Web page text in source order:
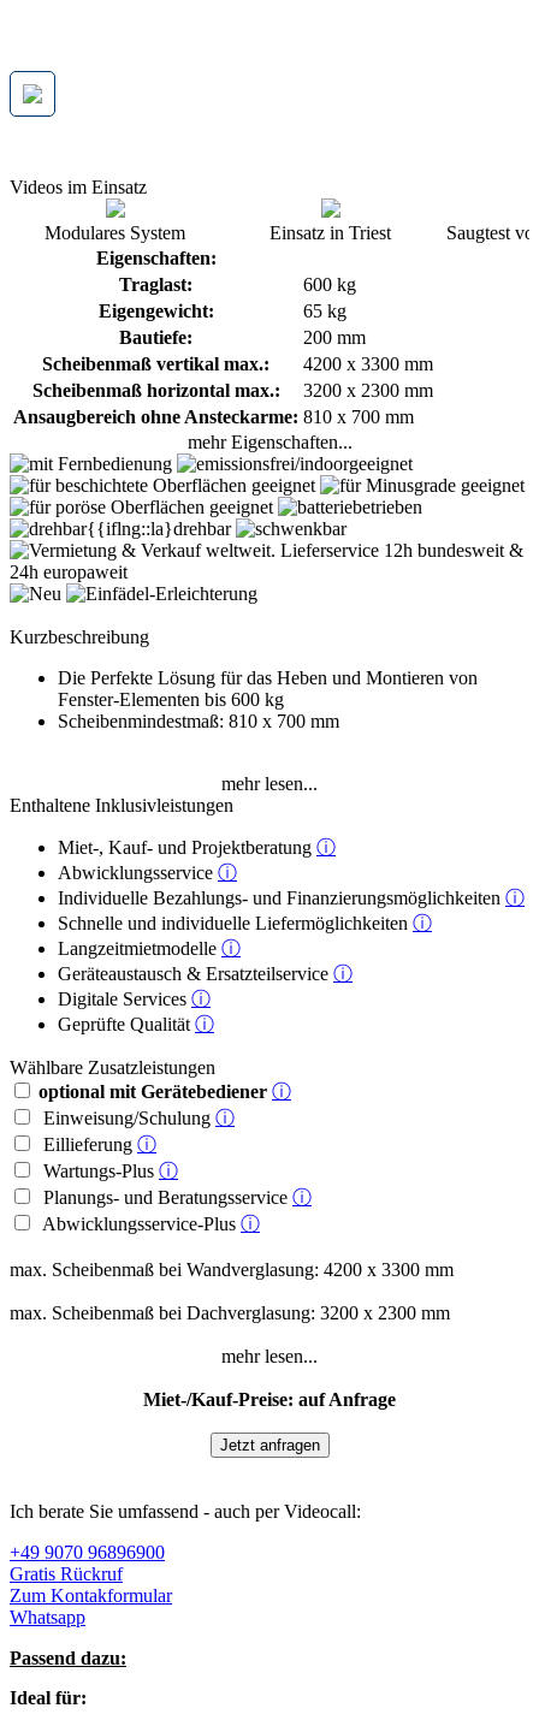
Videos im Einsatz
Modulares System Einsatz in Triest
Saugtest
Eigenschaften:
Traglast:
600 kg
Eigengewicht:
65 kg
Bautiefe:
200 mm
Scheibenmaß vertikal max.:
4200 x 3300 mm
Scheibenmaß horizontal max.:
3200 x 2300 mm
Ansaugbereich ohne Ansteckarme: 810 x 700 mm
mehr Eigenschaften...
Kurzbeschreibung
Die Perfekte Lösung für das Heben und Montieren von
Fenster-Elementen bis 600 kg
Scheibenmindestmaß: 810 x 700 mm
mehr lesen...
Enthaltene Inklusivleistungen
Miet-, Kauf- und Projektberatung ⓘ
Abwicklungsservice ⓘ
Individuelle Bezahlungs- und Finanzierungsmöglichkeiten ⓘ
Schnelle und individuelle Liefermöglichkeiten ⓘ
Langzeitmietmodelle ⓘ
Geräteaustausch & Ersatzteilservice ⓘ
Digitale Services ⓘ
Geprüfte Qualität ⓘ
Wählbare Zusatzleistungen
optional mit Gerätebediener ⓘ
Einweisung/Schulung ⓘ
Eillieferung ⓘ
Wartungs-Plus ⓘ
Planungs- und Beratungsservice ⓘ
Abwicklungsservice-Plus ⓘ
max. Scheibenmaß bei Wandverglasung: 4200 x 3300 mm
max. Scheibenmaß bei Dachverglasung: 3200 x 2300 mm
mehr lesen...
Miet-/Kauf-Preise: auf Anfrage
Jetzt anfragen
Ich berate Sie umfassend - auch per Videocall:
+49 9070 96896900
Gratis Rückruf
Zum Kontakformular
Whatsapp
Passend dazu:
Ideal für: